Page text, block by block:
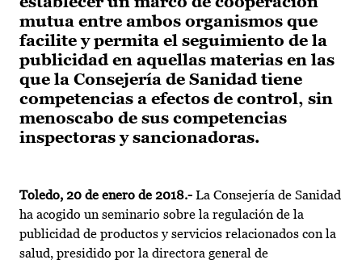
mutua entre ambos organismos que
facilite y permita el seguimiento de la
publicidad en aquellas materias en las
que la Consejería de Sanidad tiene
competencias a efectos de control, sin
menoscabo de sus competencias
inspectoras y sancionadoras.
Toledo, 20 de enero de 2018.- La Consejería de Sanidad
ha acogido un seminario sobre la regulación de la
publicidad de productos y servicios relacionados con la
salud, presidido por la directora general de